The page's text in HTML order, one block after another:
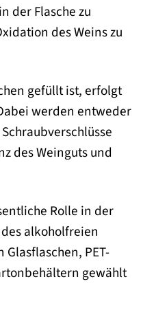
der Flasche zu
des Weins zu
gefüllt ist, erfolgt
werden entweder
des Weinguts und
Rolle in der
alkoholfreien
PET-
gewählt